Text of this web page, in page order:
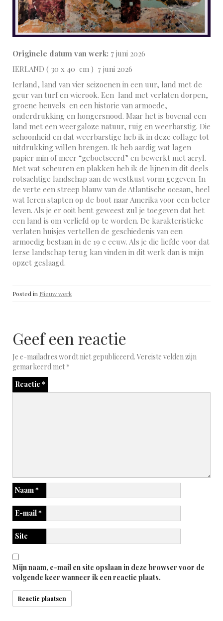
Originele datum van werk: 7 juni 2026
IERLAND ( 30 x 40 cm ) 7 juni 2026
Ierland, land van vier seizoenen in een uur, land met de
geur van turf en wierook. Een land met verlaten dorpen,
groene heuvels en een historie van armoede,
onderdrukking en hongersnood. Maar het is bovenal een
land met een weergaloze natuur, ruig en weerbarstig. Die
schoonheid en dat weerbarstige heb ik in deze collage tot
uitdrukking willen brengen. Ik heb aardig wat lagen
papier min of meer “geboetseerd” en bewerkt met acryl.
Met wat scheuren en plakken heb ik de lijnen in dit deels
rotsachtige landschap aan de westkust vorm gegeven. In
de verte een streep blauw van de Atlantische oceaan, heel
wat Ieren stapten op de boot naar Amerika voor een beter
leven. Als je er ooit bent geweest zul je toegeven dat het
een land is om verliefd op te worden. De karakteristieke
verlaten huisjes vertellen de geschiedenis van een
armoedig bestaan in de 19 e eeuw. Als je die liefde voor dat
Ierse landschap terug kan vinden in dit werk dan is mijn
opzet geslaagd.
Posted in Nieuw werk
Geef een reactie
Je e-mailadres wordt niet gepubliceerd. Vereiste velden zijn
gemarkeerd met*
Reactie *
Naam*
E-mail*
Site
Mijn naam, e-mail en site opslaan in deze browser voor de
volgende keer wanneer ik een reactie plaats.